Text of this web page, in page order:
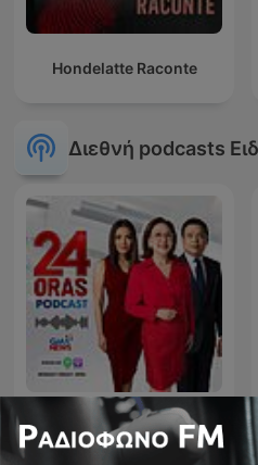
Hondelatte Raconte
Διεθνή podcasts
24 Oras Podcast